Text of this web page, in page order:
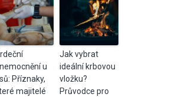
u
Příznaky,
majitelé
Jak vybrat
ideální krbovou
vložku?
Průvodce pro